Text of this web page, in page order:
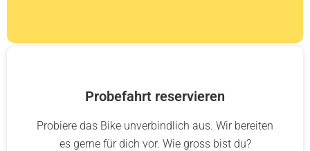
Probefahrt reservieren
Probiere das Bike unverbindlich aus. Wir bereiten
es gerne für dich vor. Wie gross bist du?